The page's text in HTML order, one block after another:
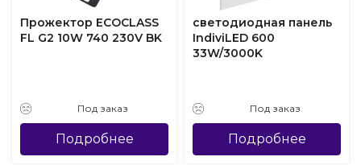
Прожектор ECOCLASS
FL G2 10W 740 230V BK
Под заказ
Подробнее
светодиодная панель
IndiviLED 600
33W/3000K
Под заказ
Подробнее